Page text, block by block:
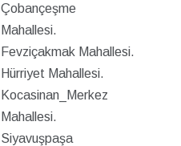
Çobançeşme
Mahallesi.
Fevziçakmak Mahallesi.
Hürriyet Mahallesi.
Kocasinan_Merkez
Mahallesi.
Siyavuşpaşa